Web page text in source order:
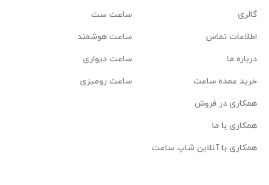
گالری
اطلاعات تماس
درباره ما
خرید عمده ساعت
همکاری در فروش
همکاری با ما
همکاری با آنلاین شاپ ساعت
ساعت ست
ساعت هوشمند
ساعت دیواری
ساعت رومیزی